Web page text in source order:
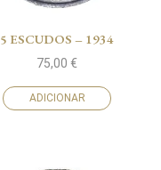
5 ESCUDOS – 1934
75,00 €
ADICIONAR